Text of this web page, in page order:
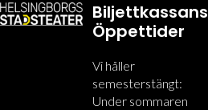
Biljettkassans
Öppettider
Vi håller
semesterstängt:
Under sommaren